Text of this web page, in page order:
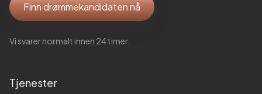
Finn drømmekandidaten nå
Vi svarer normalt innen 24 timer.
Tjenester